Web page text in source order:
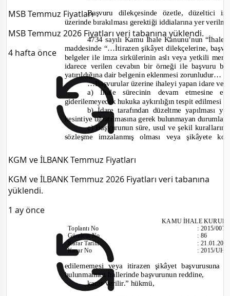
MSB Temmuz Fiyatları
MSB Temmuz 2026 Fiyatları veri tabanına yüklendi.
4 hafta önce
KGM ve İLBANK Temmuz Fiyatları
KGM ve İLBANK Temmuz 2026 Fiyatları veri tabanına
yüklendi.
1 ay önce
Başvuru dilekçesinde özetle,düzeltici
üzerinde bırakılması gerektiğiiddialarına yer
4734 sayılı Kamu İhale Kanunu’nun
maddesinde “…İtirazen şikâyet dilekçelerine,
belgeler ile imza sirkülerinin aslı veya yetkili
idarece verilen cevabın bir örneği ile başvuru
yatırıldığına dair belgenin eklenmesi zorunludur…
…Başvurular üzerine ihaleyi yapan idare
a) İhale sürecinin devam etmesine
giderilemeyecek hukuka aykırılığın tespit edilmesi
b) İdare tarafından düzeltme yapılması
kesintiye uğratılmasına gerek bulunmayan
c) Başvurunun süre, usul ve şekil
sözleşme imzalanmış olması veya şikâyete
KAMU İHALE
Toplantı No
Gündem No
Karar Tarihi
Karar No
:2015/007
:86
:
:2015/
edilememesi veya itirazen şikâyet başvurusuna
bulunmaması hallerinde başvurunun reddine,
karar verilir.” hükmü,